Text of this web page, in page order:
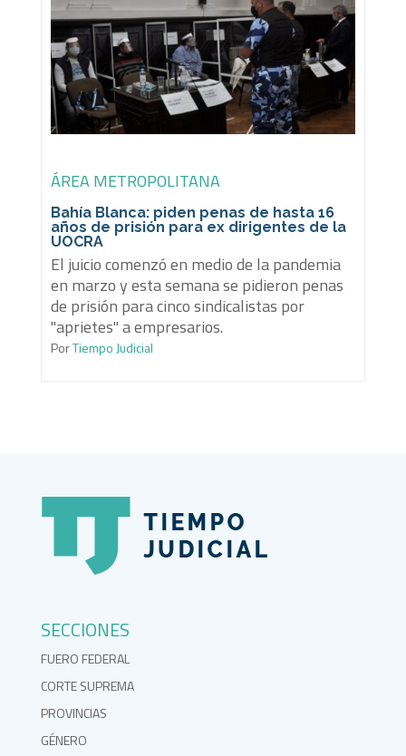
ÁREA METROPOLITANA
Bahía Blanca: piden penas de hasta 16
años de prisión para ex dirigentes de la
UOCRA
El juicio comenzó en medio de la pandemia
en marzo y esta semana se pidieron penas
de prisión para cinco sindicalistas por
"aprietes" a empresarios.
PorTiempo Judicial
SECCIONES
FUERO FEDERAL
CORTE SUPREMA
PROVINCIAS
GÉNERO